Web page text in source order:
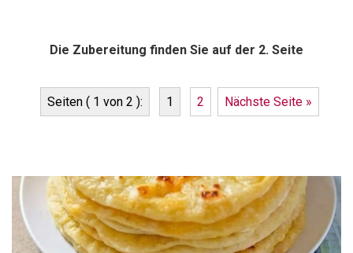
Die Zubereitung finden Sie auf der 2. Seite
Seiten ( 1 von 2 ): 1 2 Nächste Seite »